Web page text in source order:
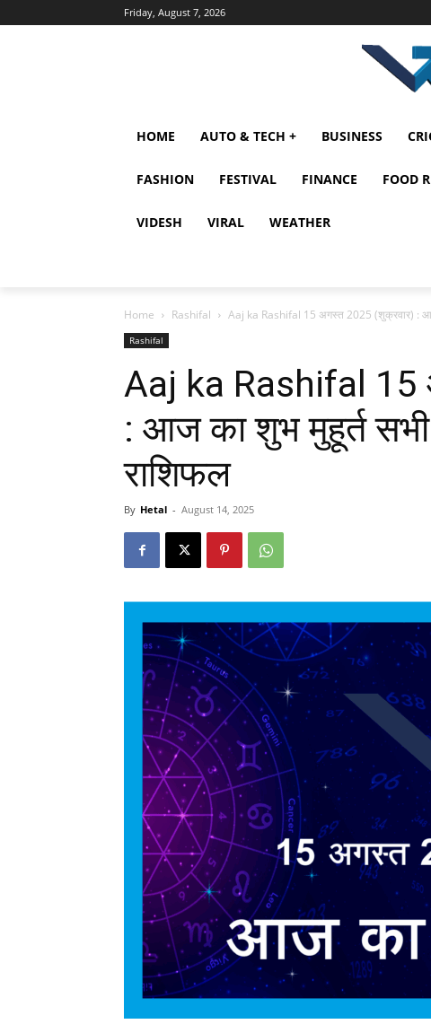
Friday, August 7, 2026
HOME AUTO & TECH + BUSINESS
FASHION FESTIVAL FINANCE FOOD
VIDESH VIRAL WEATHER
Home Rashifal Aaj ka Rashifal 15 अगस्त 2025 (शुक्रवार) :
Rashifal
Aaj ka Rashifal 15
: आज का शुभ मुहूर्त सभी
राशिफल
By Hetal - August 14, 2025